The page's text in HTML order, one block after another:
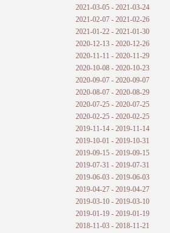
2021-03-05 - 2021-03-24
2021-02-07 - 2021-02-26
2021-01-22 - 2021-01-30
2020-12-13 - 2020-12-26
2020-11-11 - 2020-11-29
2020-10-08 - 2020-10-23
2020-09-07 - 2020-09-07
2020-08-07 - 2020-08-29
2020-07-25 - 2020-07-25
2020-02-25 - 2020-02-25
2019-11-14 - 2019-11-14
2019-10-01 - 2019-10-31
2019-09-15 - 2019-09-15
2019-07-31 - 2019-07-31
2019-06-03 - 2019-06-03
2019-04-27 - 2019-04-27
2019-03-10 - 2019-03-10
2019-01-19 - 2019-01-19
2018-11-03 - 2018-11-21